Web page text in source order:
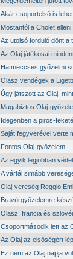
Akár csoportelső is
Mostantól a Cholet
Az utolsó forduló dönt a
Az Olaj játékosai
Hatmeccses győzelmi
Olasz vendégek a
Úgy játszott az Olaj,
Magabiztos Olaj-
Idegenben a piros-
Saját fegyverével verte
Fontos Olaj-győzelem
Az egyik legjobban
A vártál simább
Olaj-vereség Reggio
Bravúrgyőzelemre
Olasz, francia és
Csoportmásodik lett az
Az Olaj az elsőségért
Ez nem az Olaj napja